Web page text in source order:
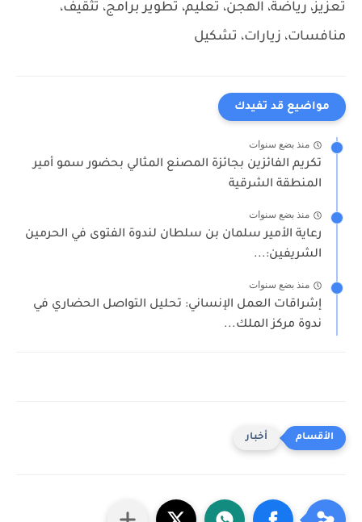
تعزيز، رياضة، الهجن، تعليم، تطوير برامج، تثقيف،
منافسات، زيارات، تشكيل
مواضيع قد تفيدك
منذ بضع سنوات
تكريم الفائزين بجائزة المصنع المثالي بحضور سمو أمير
المنطقة الشرقية
منذ بضع سنوات
رعاية الأمير سلمان بن سلطان لندوة الفتوى في الحرمين
الشريفين:...
منذ بضع سنوات
إشراقات العمل الإنساني: تحليل التواصل الحضاري في
ندوة مركز الملك...
أخبار